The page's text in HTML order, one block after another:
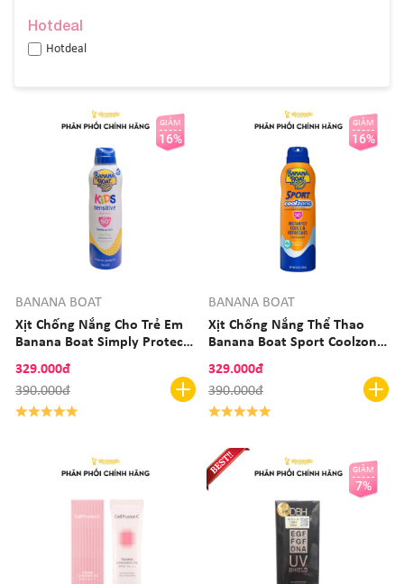
Hotdeal
Hotdeal
GIẢM
16%
BANANA BOAT
Xịt Chống Nắng Cho Trẻ Em
Banana Boat Simply Protect
329.000đ
390.000đ
GIẢM
16%
BANANA BOAT
Xịt Chống Nắng Thể Thao
Banana Boat Sport Coolzone
170g
329.000đ
390.000đ
GIẢM
7%